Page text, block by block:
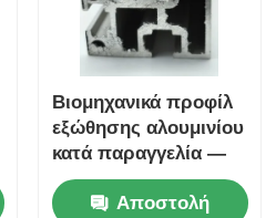
Βιομηχανικά προφίλ
εξώθησης αλουμινίου
κατά παραγγελία —
βαρέως τύπου
δομικά προφίλ
Αποστολή